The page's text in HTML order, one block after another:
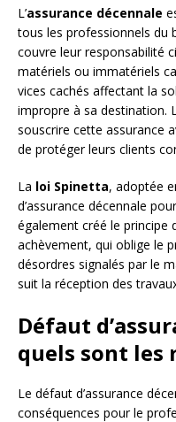
L’assurance décennale
tous les professionnels du
couvre leur responsabilité
matériels ou immatériels
vices cachés affectant la
impropre à sa destination.
souscrire cette assurance
de protéger leurs clients
La loi Spinetta, adoptée
d’assurance décennale
également créé le principe
achèvement, qui oblige le
désordres signalés par le
suit la réception des
Défaut
quels sont les
Le défaut d’assurance
conséquences pour le